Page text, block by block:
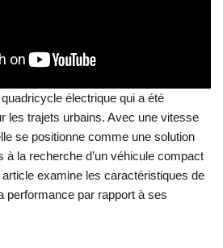
électrique qui a été
les trajets urbains. Avec une vitesse
se positionne comme une solution
à la recherche d’un véhicule compact
examine les caractéristiques de
performance par rapport à ses